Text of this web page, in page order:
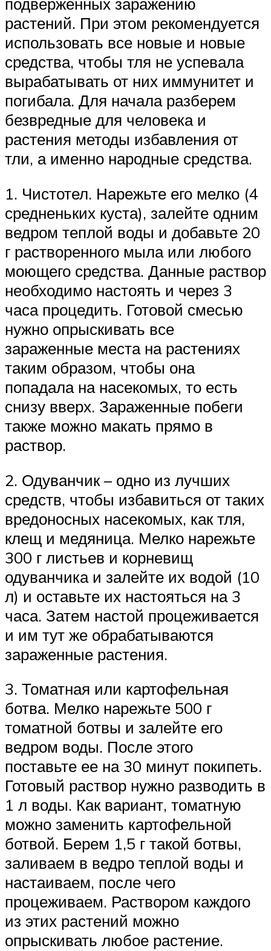
растений. При этом рекомендуется
использовать все новые и новые
средства, чтобы тля не успевала
вырабатывать от них иммунитет и
погибала. Для начала разберем
безвредные для человека и
растения методы избавления от
тли, а именно народные средства.
1. Чистотел. Нарежьте его мелко (4
средненьких куста), залейте одним
ведром теплой воды и добавьте 20
г растворенного мыла или любого
моющего средства. Данные раствор
необходимо настоять и через 3
часа процедить. Готовой смесью
нужно опрыскивать все
зараженные места на растениях
таким образом, чтобы она
попадала на насекомых, то есть
снизу вверх. Зараженные побеги
также можно макать прямо в
раствор.
2. Одуванчик – одно из лучших
средств, чтобы избавиться от таких
вредоносных насекомых, как тля,
клещ и медяница. Мелко нарежьте
300 г листьев и корневищ
одуванчика и залейте их водой (10
л) и оставьте их настояться на 3
часа. Затем настой процеживается
и им тут же обрабатываются
зараженные растения.
3. Томатная или картофельная
ботва. Мелко нарежьте 500 г
томатной ботвы и залейте его
ведром воды. После этого
поставьте ее на 30 минут покипеть.
Готовый раствор нужно разводить в
1 л воды. Как вариант, томатную
можно заменить картофельной
ботвой. Берем 1,5 г такой ботвы,
заливаем в ведро теплой воды и
настаиваем, после чего
процеживаем. Раствором каждого
из этих растений можно
опрыскивать любое растение.